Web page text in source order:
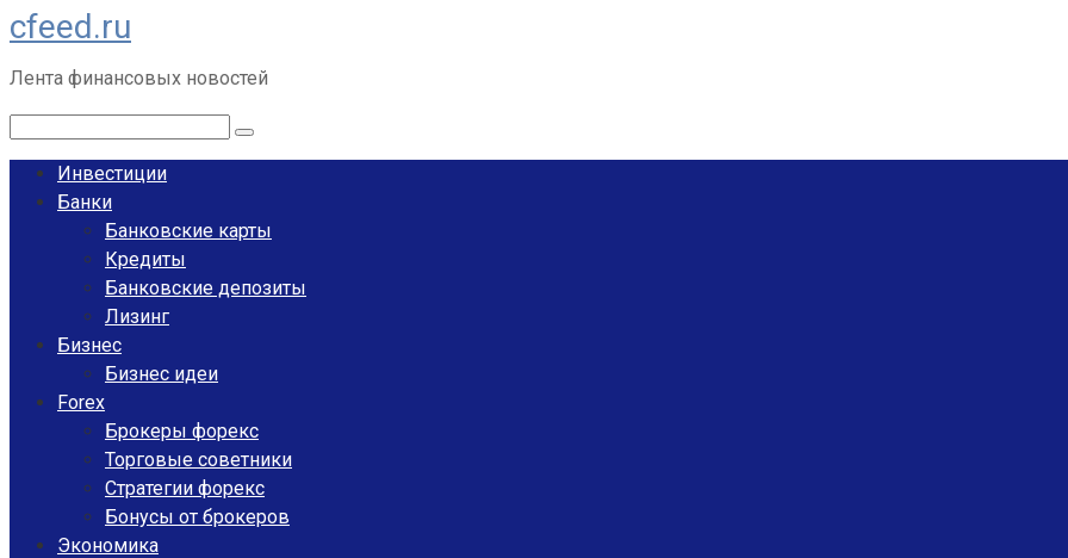
Перейти
к
контенту
cfeed.ru
Лента финансовых новостей
Инвестиции
Банки
Банковские карты
Кредиты
Банковские депозиты
Лизинг
Бизнес
Бизнес идеи
Forex
Брокеры форекс
Торговые советники
Стратегии форекс
Бонусы от брокеров
Экономика